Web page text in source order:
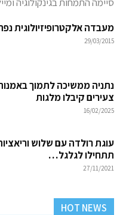
מעבדה אלקטרופיזיולוגית
29/03/2015
צעירים קיבלו מלגות
16/02/2025
עוגת רולדה עם שלוש
תתחילו לגלגל…
27/11/2021
HOT NEWS